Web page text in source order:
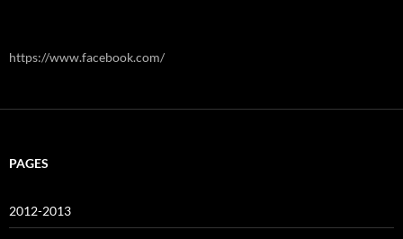
https://www.facebook.com/
PAGES
2012-2013